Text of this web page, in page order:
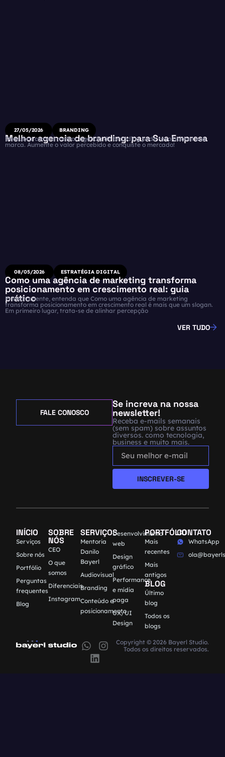
27/05/2026 BRANDING
Melhor agencia de branding: para Sua Empresa
Descubra como a melhor agencia de branding pode revolucionar sua
marca. Aumente o valor percebido e conquiste o mercado!
08/05/2026 ESTRATÉGIA DIGITAL
Como uma agência de marketing transforma
posicionamento em crescimento real: guia
prático
Primeiramente, entenda que Como uma agência de marketing
transforma posicionamento em crescimento real é mais que um slogan.
Em primeiro lugar, trata-se de alinhar percepção
VER TUDO
Se increva na nossa
newsletter!
Receba e-mails semanais
(sem spam) sobre assuntos
diversos. como tecnologia,
business e muito mais.
INSCREVER-SE
FALE CONOSCO
INÍCIO
Serviços
Sobre nós
Portfólio
Perguntas
frequentes
Blog
SOBRE
NÓS
CEO
O que
somos
Diferenciais
Instagram
SERVIÇOS
Mentoria
Danilo
Bayerl
Audiovisual
Branding
Conteúdo e
posicionamento
Desenvolvimento
web
Design
gráfico
Performance
e mídia
paga
UX/UI
Design
PORTFÓLIO
Mais
recentes
Mais
antigos
BLOG
Último
blog
Todos os
blogs
CONTATO
WhatsApp
Copyright © 2026 Bayerl Studio.
Todos os direitos reservados.